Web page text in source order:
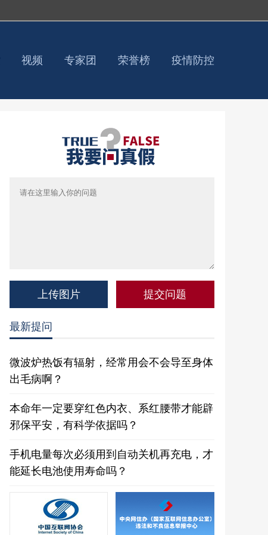
视频 专家团 荣誉榜 疫情防控
上传图片
最新提问
微波炉热饭有辐射，经常用会不会导至身体
出毛病啊？
本命年一定要穿红色内衣、系红腰带才能辟
邪保平安，有科学依据吗？
手机电量每次必须用到自动关机再充电，才
能延长电池使用寿命吗？